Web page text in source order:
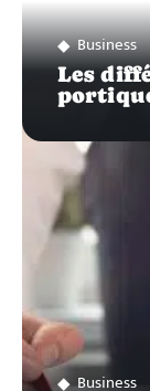
Business
Les
Business